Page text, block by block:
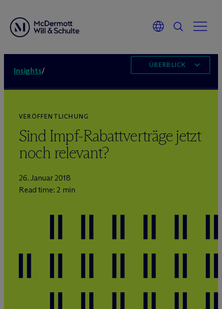
Insights/
ÜBERBLICK
VERÖFFENTLICHUNG
Sind Impf-Rabattverträge jetzt
noch relevant?
26. Januar 2018
Read time: 2 min